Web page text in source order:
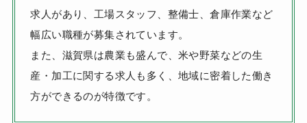
求人があり、工場スタッフ、整備士、倉庫作業など
幅広い職種が募集されています。
また、滋賀県は農業も盛んで、米や野菜などの生
産・加工に関する求人も多く、地域に密着した働き
方ができるのが特徴です。